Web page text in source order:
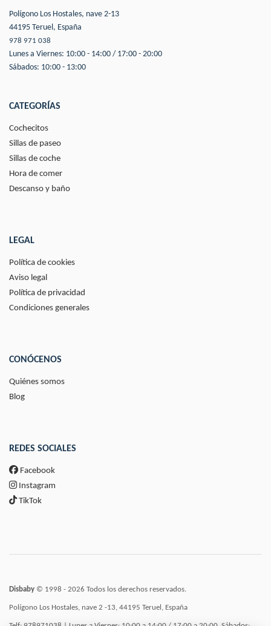
Polígono Los Hostales, nave 2-13
44195 Teruel, España
978 971 038
Lunes a Viernes: 10:00 - 14:00 / 17:00 - 20:00
Sábados: 10:00 - 13:00
CATEGORÍAS
Cochecitos
Sillas de paseo
Sillas de coche
Hora de comer
Descanso y baño
LEGAL
Política de cookies
Aviso legal
Política de privacidad
Condiciones generales
CONÓCENOS
Quiénes somos
Blog
REDES SOCIALES
Facebook
Instagram
TikTok
Disbaby © 1998 - 2026 Todos los derechos reservados.
Polígono Los Hostales, nave 2 -13, 44195 Teruel, España